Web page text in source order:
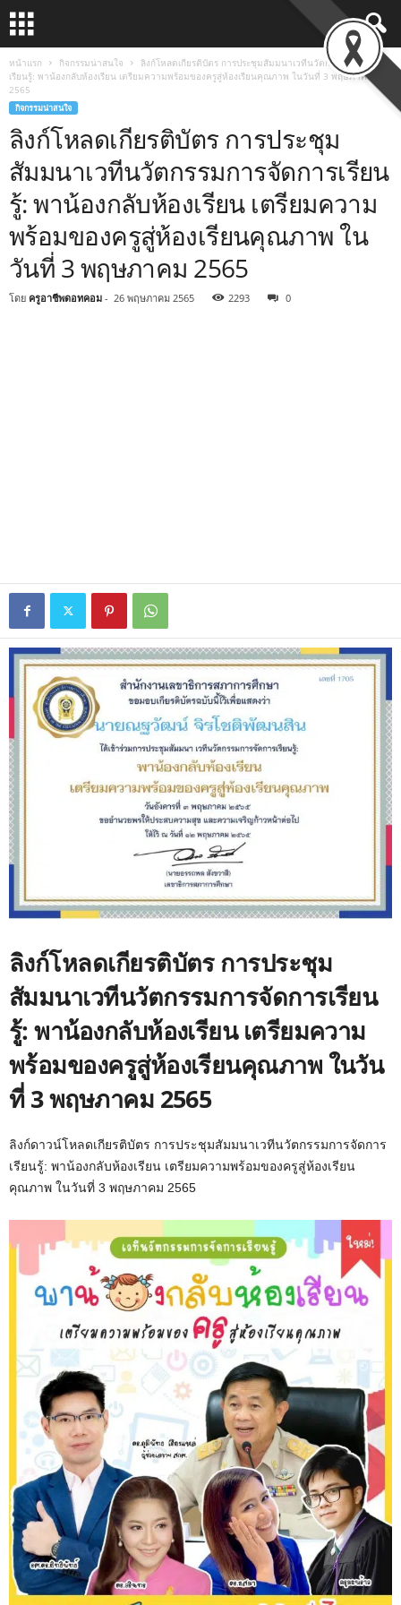
หน้าแรก กิจกรรมน่าสนใจ
ลิงก์โหลดเกียรติบัตร การประชุมสัมมนาเวทีนวัตกรรมการจัดการ
เรียนรู้: พาน้องกลับห้องเรียน เตรียมความพร้อมของครูสู่ห้องเรียนคุณภาพ ในวันที่ 3 พฤษภาคม
2565
กิจกรรมน่าสนใจ
ลิงก์โหลดเกียรติบัตร การประชุม
สัมมนาเวทีนวัตกรรมการจัดการเรียน
รู้: พาน้องกลับห้องเรียน เตรียมความ
พร้อมของครูสู่ห้องเรียนคุณภาพ ใน
วันที่ 3 พฤษภาคม 2565
โดย ครูอาชีพดอทคอม - 26 พฤษภาคม 2565 2293 0
ลิงก์โหลดเกียรติบัตร การประชุม
สัมมนาเวทีนวัตกรรมการจัดการเรียน
รู้: พาน้องกลับห้องเรียน เตรียมความ
พร้อมของครูสู่ห้องเรียนคุณภาพ ในวัน
ที่ 3 พฤษภาคม 2565
ลิงก์ดาวน์โหลดเกียรติบัตร การประชุมสัมมนาเวทีนวัตกรรมการจัดการ
เรียนรู้: พาน้องกลับห้องเรียน เตรียมความพร้อมของครูสู่ห้องเรียน
คุณภาพ ในวันที่ 3 พฤษภาคม 2565